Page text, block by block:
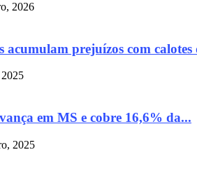
2026
prejuízos com calotes
em MS e cobre 16,6% da...
2025